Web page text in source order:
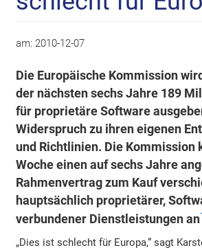
am: 2010-12-07
Die Europäische Kommission
der nächsten sechs Jahre 189
für proprietäre Software
Widerspruch zu ihren eigenen
und Richtlinien. Die Kommission
Woche einen auf sechs Jahre
Rahmenvertrag zum Kauf
hauptsächlich proprietärer,
verbundener Dienstleistungen an
„Dies ist schlecht für Europa,“ sagt